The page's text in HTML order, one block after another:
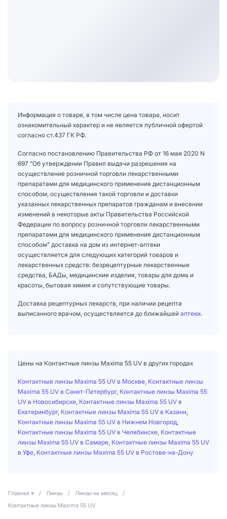
Информация о товаре, в том числе цена товара, носит
ознакомительный характер и не является публичной офертой
согласно ст.437 ГК РФ.
Согласно постановлению Правительства РФ от 16 мая 2020 N
697 "Об утверждении Правил выдачи разрешения на
осуществление розничной торговли лекарственными
препаратами для медицинского применения дистанционным
способом, осуществления такой торговли и доставки
указанных лекарственных препаратов гражданам и внесении
изменений в некоторые акты Правительства Российской
Федерации по вопросу розничной торговли лекарственными
препаратами для медицинского применения дистанционным
способом" доставка на дом из интернет-аптеки
осуществляется для следующих категорий товаров и
лекарственных средств: безрецептурные лекарственные
средства, БАДы, медицинские изделия, товары для дома и
красоты, бытовая химия и сопутствующие товары.
Доставка рецептурных лекарств, при наличии рецепта
выписанного врачом, осуществляется до ближайшей аптеки.
Цены на Контактные линзы Maxima 55 UV в других городах
Контактные линзы Maxima 55 UV в Москве Контактные линзы
Maxima 55 UV в Санкт-Петербург, Контактные линзы Maxima 55
UV в Новосибирске Контактные линзы Maxima 55 UV в
Екатеринбург, Контактные линзы Maxima 55 UV в Казани
Контактные линзы Maxima 55 UV в Нижнем Новгород
Контактные линзы Maxima 55 UV в Челябинске Контактные
линзы Maxima 55 UV в Самаре Контактные линзы Maxima 55 UV
в Уфе Контактные линзы Maxima 55 UV в Ростове-на-Дону
Главная / Линзы / Линзы на месяц
/
Контактные линзы Maxima 55 UV